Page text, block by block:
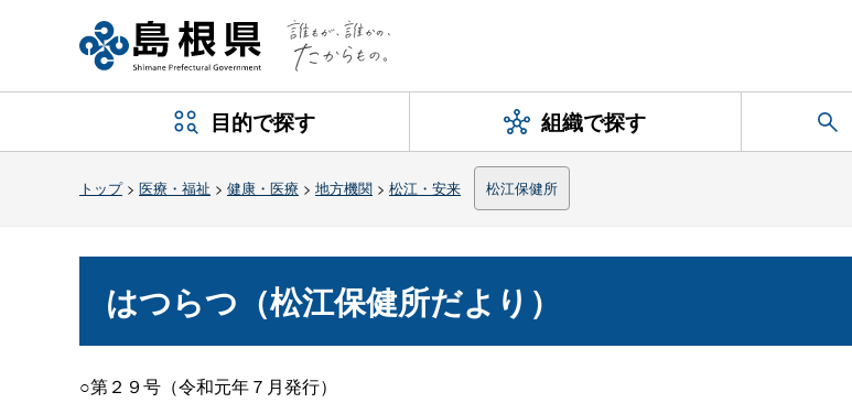
目的で探す 組織で探す
トップ> 医療・福祉 > 健康・医療 > 地方機関 > 松江・安来 松江保健所
はつらつ（松江保健所だより）
○第２９号（令和元年７月発行）